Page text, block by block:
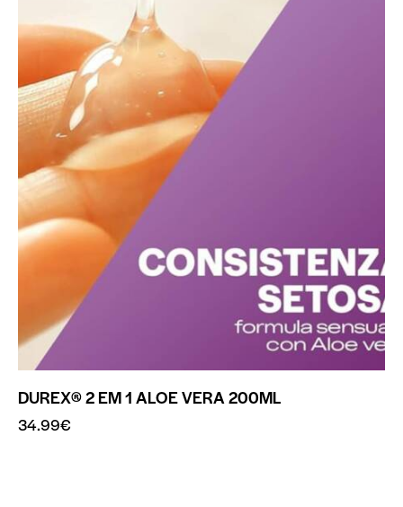
DUREX® 2 EM 1 ALOE VERA 200ML
34.99€